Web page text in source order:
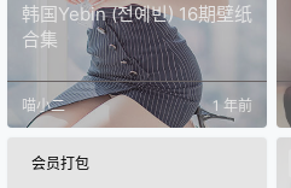
韩国Yebin (전예빈) 16期壁纸
合集
喵小二 1 年前
会员打包